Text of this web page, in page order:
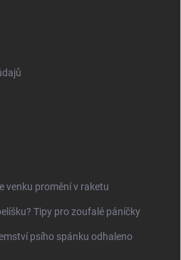
venku promění v raketu
Tipy pro zoufalé páníčky
psího spánku odhaleno